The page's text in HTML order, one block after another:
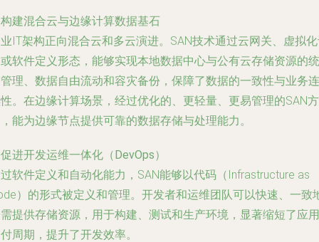
构建混合云与边缘计算数据基石
IT架构正向混合云和多云演进。SAN技术通过云网关、虚拟
软件定义形态，能够实现本地数据中心与公有云存储资源的统
理、数据自由流动和容灾备份，保障了数据的一致性与业务连
。在边缘计算场景，经过优化的、更轻量、更易管理的SAN方
能为边缘节点提供可靠的数据存储与处理能力。
促进开发运维一体化（DevOps）
软件定义和自动化能力，SAN能够以代码（Infrastructure as
）的形式被定义和管理。开发者和运维团队可以快速、一致
提供存储资源，用于构建、测试和生产环境，显著缩短了应用
周期，提升了开发效率。